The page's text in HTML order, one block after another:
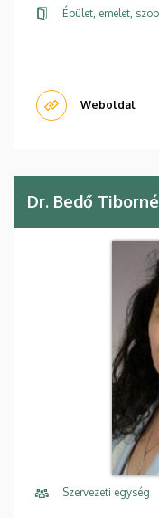
Épület, emelet,
Weboldal
Dr. Bedő Tiborné
Szervezeti egység